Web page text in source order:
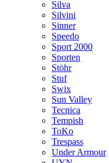
Silva
Silvini
Sinner
Speedo
Sport 2000
Sporten
Stöhr
Stuf
Swix
Sun Valley
Tecnica
Tempish
ToKo
Trespass
Under Armour